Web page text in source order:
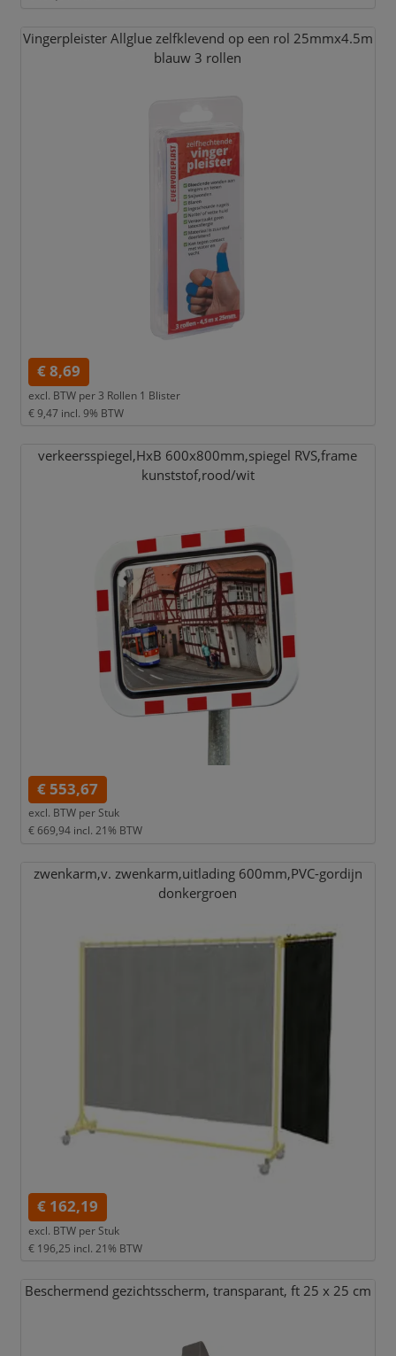
Vingerpleister Allglue zelfklevend op een rol 25mmx4.5m
blauw 3 rollen
€ 8,69
excl. BTW per 3 Rollen 1 Blister
€ 9,47 incl. 9% BTW
verkeersspiegel,HxB 600x800mm,spiegel RVS,frame
kunststof,rood/wit
€ 553,67
excl. BTW per Stuk
€ 669,94 incl. 21% BTW
zwenkarm,v. zwenkarm,uitlading 600mm,PVC-gordijn
donkergroen
€ 162,19
excl. BTW per Stuk
€ 196,25 incl. 21% BTW
Beschermend gezichtsscherm, transparant, ft 25 x 25 cm